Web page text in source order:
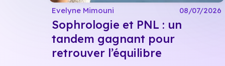
Evelyne Mimouni 08/07/2026
Sophrologie et PNL : un
tandem gagnant pour
retrouver l’équilibre